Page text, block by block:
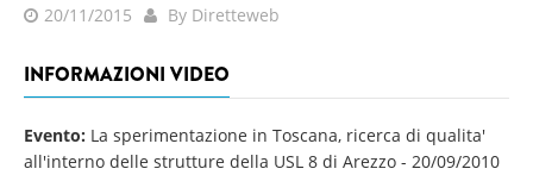
20/11/2015 By Diretteweb
INFORMAZIONI VIDEO
Evento: La sperimentazione in Toscana, ricerca di qualita'
all'interno delle strutture della USL 8 di Arezzo - 20/09/2010